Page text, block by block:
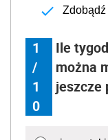
Zdobądź
1
/
1
0
Ile
można
jeszcze